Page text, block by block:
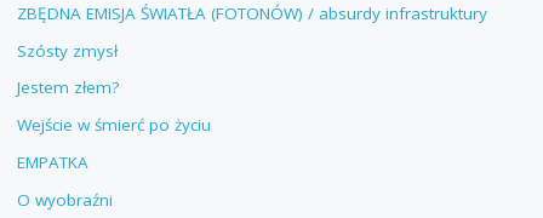
ZBĘDNA EMISJA ŚWIATŁA (FOTONÓW) / absurdy infrastruktury
Szósty zmysł
Jestem złem?
Wejście w śmierć po życiu
EMPATKA
O wyobraźni